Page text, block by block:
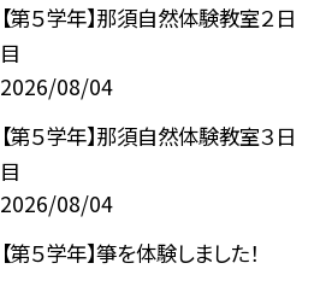
【第５学年】那須自然体験教室２日
目
2026/08/04
【第５学年】那須自然体験教室３日
目
2026/08/04
【第５学年】箏を体験しました！